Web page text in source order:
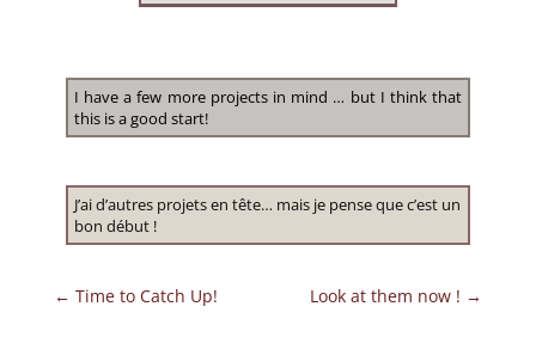
I have a few more projects in mind … but I think that
this is a good start!
J’ai d’autres projets en tête… mais je pense que c’est un
bon début !
← Time to Catch Up! Look at them now ! →